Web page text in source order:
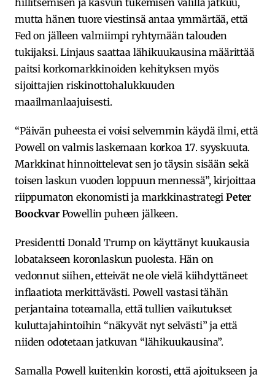
mutta hänen tuore viestinsä antaa ymmärtää, että
Fed on jälleen valmiimpi ryhtymään talouden
tukijaksi. Linjaus saattaa lähikuukausina määrittää
paitsi korkomarkkinoiden kehityksen myös
sijoittajien riskinottohalukkuuden
maailmanlaajuisesti.
“Päivän puheesta ei voisi selvemmin käydä ilmi, että
Powell on valmis laskemaan korkoa 17. syyskuuta.
Markkinat hinnoittelevat sen jo täysin sisään sekä
toisen laskun vuoden loppuun mennessä”, kirjoittaa
riippumaton ekonomisti ja markkinastrategiPeter
BoockvarPowellin puheen jälkeen.
Presidentti Donald Trump on käyttänyt kuukausia
lobatakseen koronlaskun puolesta. Hän on
vedonnut siihen, etteivät ne ole vielä kiihdyttäneet
inflaatiota merkittävästi. Powell vastasi tähän
perjantaina toteamalla, että tullien vaikutukset
kuluttajahintoihin “näkyvät nyt selvästi” ja että
niiden odotetaan jatkuvan “lähikuukausina”.
Samalla Powell kuitenkin korosti, että ajoitukseen ja